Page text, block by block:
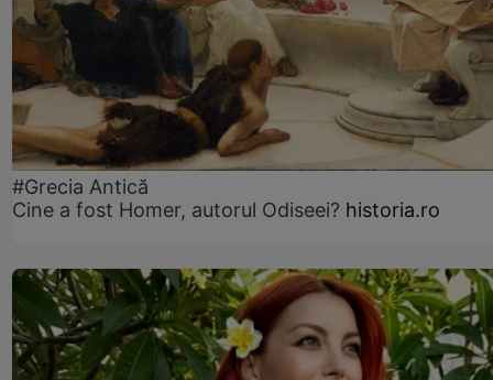
#Grecia Antică
Cine a fost Homer, autorul Odiseei? historia.ro